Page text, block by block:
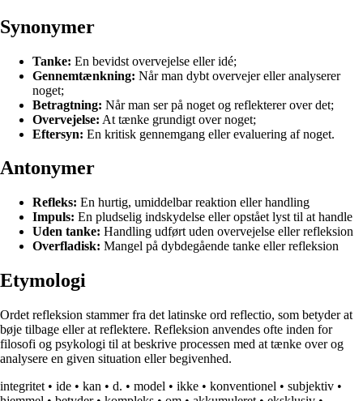
Synonymer
Tanke: En bevidst overvejelse eller idé;
Gennemtænkning: Når man dybt overvejer eller analyserer
noget;
Betragtning: Når man ser på noget og reflekterer over det;
Overvejelse: At tænke grundigt over noget;
Eftersyn: En kritisk gennemgang eller evaluering af noget.
Antonymer
Refleks: En hurtig, umiddelbar reaktion eller handling
Impuls: En pludselig indskydelse eller opstået lyst til at handle
Uden tanke: Handling udført uden overvejelse eller refleksion
Overfladisk: Mangel på dybdegående tanke eller refleksion
Etymologi
Ordet refleksion stammer fra det latinske ord reflectio, som betyder at
bøje tilbage eller at reflektere. Refleksion anvendes ofte inden for
filosofi og psykologi til at beskrive processen med at tænke over og
analysere en given situation eller begivenhed.
integritet • ide • kan • d. • model • ikke • konventionel • subjektiv •